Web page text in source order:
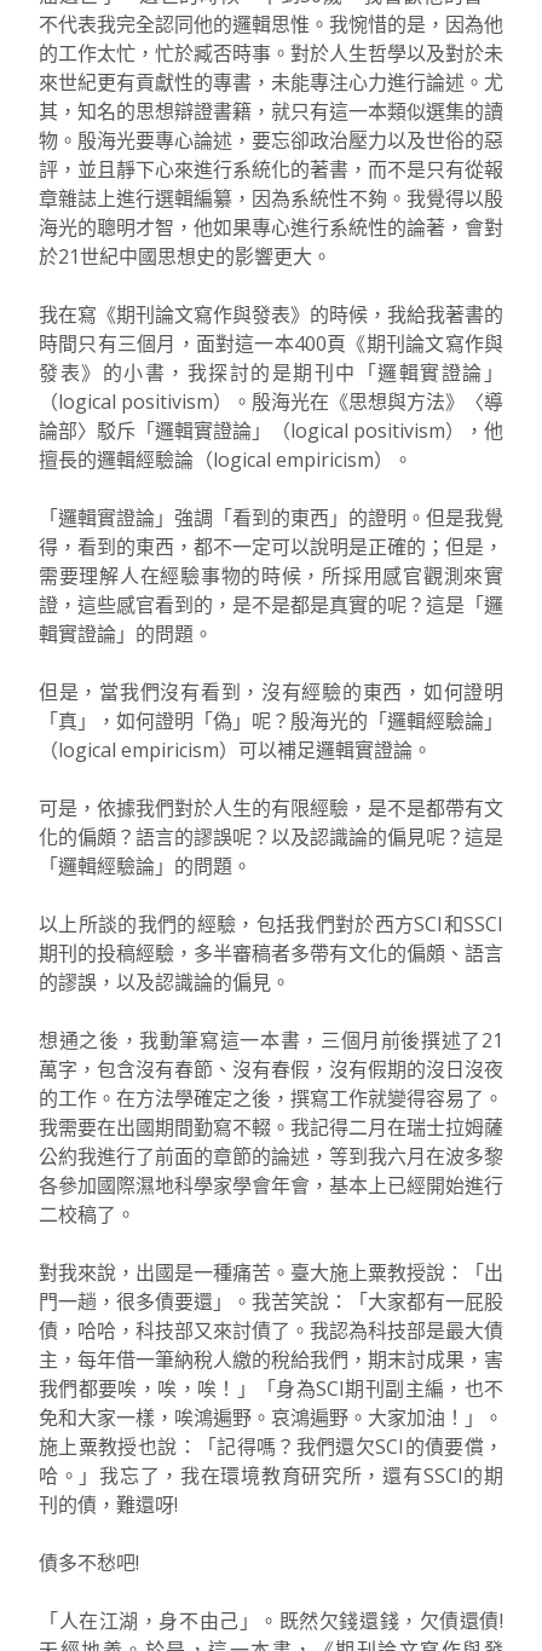
不代表我完全認同他的邏輯思惟。我惋惜的是，因為他
的工作太忙，忙於臧否時事。對於人生哲學以及對於未
來世紀更有貢獻性的專書，未能專注心力進行論述。尤
其，知名的思想辯證書籍，就只有這一本類似選集的讀
物。殷海光要專心論述，要忘卻政治壓力以及世俗的惡
評，並且靜下心來進行系統化的著書，而不是只有從報
章雜誌上進行選輯編纂，因為系統性不夠。我覺得以殷
海光的聰明才智，他如果專心進行系統性的論著，會對
於21世紀中國思想史的影響更大。
我在寫《期刊論文寫作與發表》的時候，我給我著書的
時間只有三個月，面對這一本400頁《期刊論文寫作與
發表》的小書，我探討的是期刊中「邏輯實證論」
（logical positivism）。殷海光在《思想與方法》〈導
論部〉駁斥「邏輯實證論」（logical positivism），他
擅長的邏輯經驗論（logical empiricism）。
「邏輯實證論」強調「看到的東西」的證明。但是我覺
得，看到的東西，都不一定可以說明是正確的；但是，
需要理解人在經驗事物的時候，所採用感官觀測來實
證，這些感官看到的，是不是都是真實的呢？這是「邏
輯實證論」的問題。
但是，當我們沒有看到，沒有經驗的東西，如何證明
「真」，如何證明「偽」呢？殷海光的「邏輯經驗論」
（logical empiricism）可以補足邏輯實證論。
可是，依據我們對於人生的有限經驗，是不是都帶有文
化的偏頗？語言的謬誤呢？以及認識論的偏見呢？這是
「邏輯經驗論」的問題。
以上所談的我們的經驗，包括我們對於西方SCI和SSCI
期刊的投稿經驗，多半審稿者多帶有文化的偏頗、語言
的謬誤，以及認識論的偏見。
想通之後，我動筆寫這一本書，三個月前後撰述了21
萬字，包含沒有春節、沒有春假，沒有假期的沒日沒夜
的工作。在方法學確定之後，撰寫工作就變得容易了。
我需要在出國期間勤寫不輟。我記得二月在瑞士拉姆薩
公約我進行了前面的章節的論述，等到我六月在波多黎
各參加國際濕地科學家學會年會，基本上已經開始進行
二校稿了。
對我來說，出國是一種痛苦。臺大施上粟教授說：「出
門一趟，很多債要還」。我苦笑說：「大家都有一屁股
債，哈哈，科技部又來討債了。我認為科技部是最大債
主，每年借一筆納稅人繳的稅給我們，期末討成果，害
我們都要唉，唉，唉！」「身為SCI期刊副主編，也不
免和大家一樣，唉鴻遍野。哀鴻遍野。大家加油！」。
施上粟教授也說：「記得嗎？我們還欠SCI的債要償，
哈。」我忘了，我在環境教育研究所，還有SSCI的期
刊的債，難還呀!
債多不愁吧!
「人在江湖，身不由己」。既然欠錢還錢，欠債還債!